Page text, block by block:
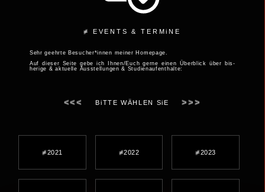
⧣ EVENTS & TERMiNE
Sehr geehrte Besucher*innen meiner Home­page.
Auf dieser Seite gebe ich Ihnen/Euch gerne einen Über­blick über bis­
herige & aktuelle Aus­stellungen & Studien­aufent­halte:
>>>
BiTTE WÄHLEN SiE
<<<
⧣2021 ⧣2022 ⧣2023